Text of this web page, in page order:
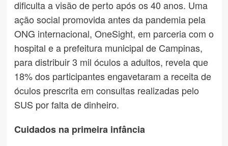
dificulta a visão de perto após os 40 anos. Uma
ação social promovida antes da pandemia pela
ONG internacional, OneSight, em parceria com o
hospital e a prefeitura municipal de Campinas,
para distribuir 3 mil óculos a adultos, revela que
18% dos participantes engavetaram a receita de
óculos prescrita em consultas realizadas pelo
SUS por falta de dinheiro.
Cuidados na primeira infância